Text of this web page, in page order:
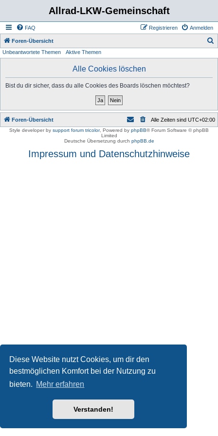
Diese Website nutzt Cookies, um dir den
bestmöglichen Komfort bei der Nutzung zu
bieten. Mehr erfahren
Verstanden!
Allrad-LKW-Gemeinschaft
FAQ Anmelden
Registrieren
Foren-Übersicht
Unbeantwortete Themen Aktive Themen
Alle Cookies löschen
Bist du dir sicher, dass du alle Cookies des Boards löschen möchtest?
Foren-Übersicht Alle Zeiten sind UTC+02:00
Style developer by support forum tricolor, Powered by phpBB® Forum Software © phpBB
Limited
Deutsche Übersetzung durch phpBB.de
Impressum und Datenschutzhinweise